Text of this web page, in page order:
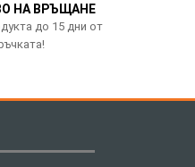
НА ВРЪЩАНЕ
до 15 дни от